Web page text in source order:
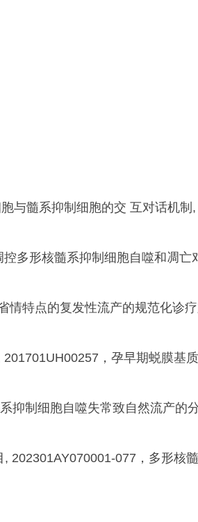
与髓系抑制细胞的交 互对话机制
多形核髓系抑制细胞自噬和凋亡
情特点的复发性流产的规范化诊
，孕早期蜕膜基
抑制细胞自噬失常致自然流产的
202301AY070001-077，多形核